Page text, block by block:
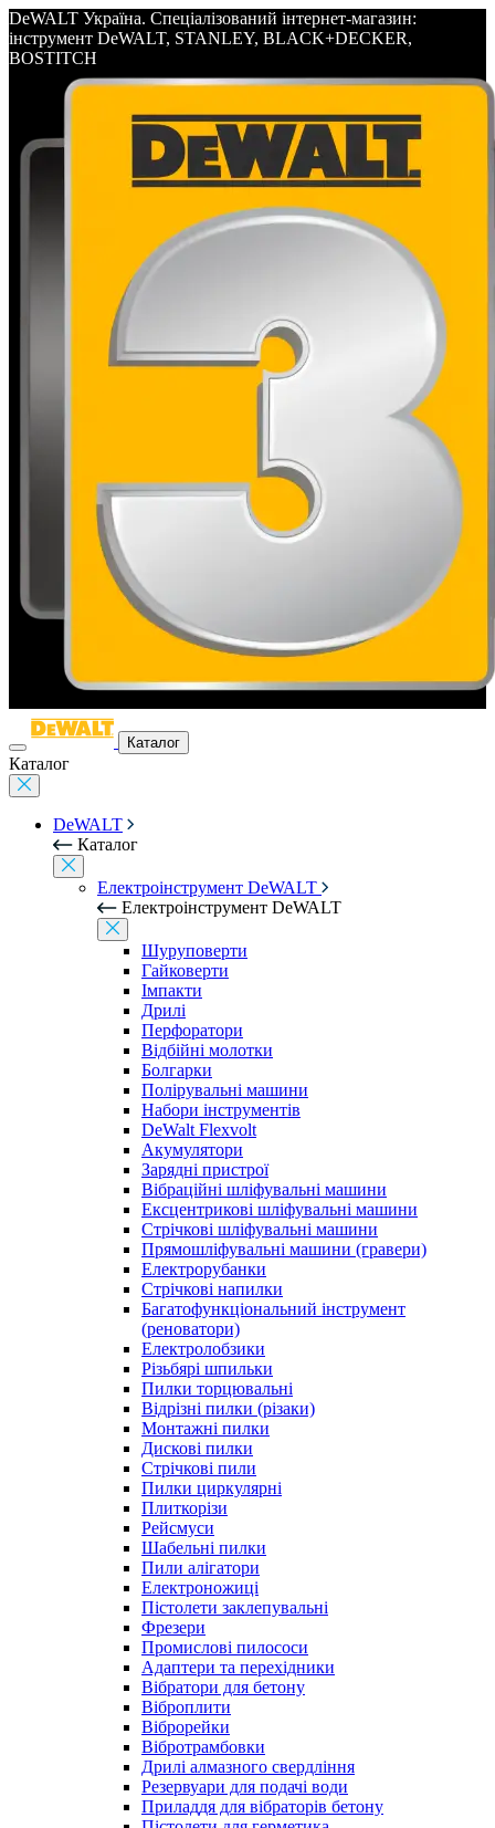
DeWALT Україна. Спеціалізований інтернет-магазин:
інструмент DeWALT, STANLEY, BLACK+DECKER,
BOSTITCH
Каталог
Каталог
DeWALT
Каталог
Електроінструмент DeWALT
Електроінструмент DeWALT
Шуруповерти
Гайковерти
Імпакти
Дрилі
Перфоратори
Відбійні молотки
Болгарки
Полірувальні машини
Набори інструментів
DeWalt Flexvolt
Акумулятори
Зарядні пристрої
Вібраційні шліфувальні машини
Ексцентрикові шліфувальні машини
Стрічкові шліфувальні машини
Прямошліфувальні машини (гравери)
Електрорубанки
Стрічкові напилки
Багатофункціональний інструмент
(реноватори)
Електролобзики
Різьбярі шпильки
Пилки торцювальні
Відрізні пилки (різаки)
Монтажні пилки
Дискові пилки
Стрічкові пили
Пилки циркулярні
Плиткорізи
Рейсмуси
Шабельні пилки
Пили алігатори
Електроножиці
Пістолети заклепувальні
Фрезери
Промислові пилососи
Адаптери та перехідники
Вібратори для бетону
Віброплити
Віброрейки
Вібротрамбовки
Дрилі алмазного свердління
Резервуари для подачі води
Приладдя для вібраторів бетону